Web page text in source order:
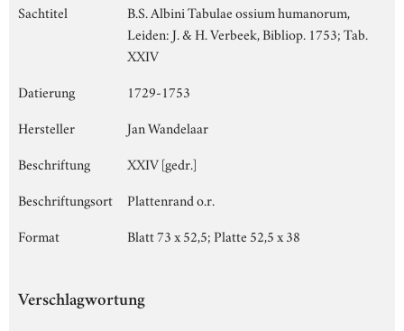
Sachtitel
B.S. Albini Tabulae ossium humanorum,
Leiden: J. & H. Verbeek, Bibliop. 1753; Tab.
XXIV
Datierung
1729-1753
Hersteller
Jan Wandelaar
Beschriftung
XXIV [gedr.]
Beschriftungsort
Plattenrand o.r.
Format
Blatt 73 x 52,5; Platte 52,5 x 38
Verschlagwortung